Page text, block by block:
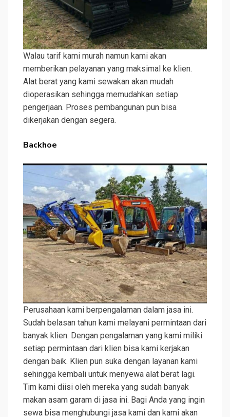
Walau tarif kami murah namun kami akan
memberikan pelayanan yang maksimal ke klien.
Alat berat yang kami sewakan akan mudah
dioperasikan sehingga memudahkan setiap
pengerjaan. Proses pembangunan pun bisa
dikerjakan dengan segera.
Backhoe
Perusahaan kami berpengalaman dalam jasa ini.
Sudah belasan tahun kami melayani permintaan dari
banyak klien. Dengan pengalaman yang kami miliki
setiap permintaan dari klien bisa kami kerjakan
dengan baik. Klien pun suka dengan layanan kami
sehingga kembali untuk menyewa alat berat lagi.
Tim kami diisi oleh mereka yang sudah banyak
makan asam garam di jasa ini. Bagi Anda yang ingin
sewa bisa menghubungi jasa kami dan kami akan